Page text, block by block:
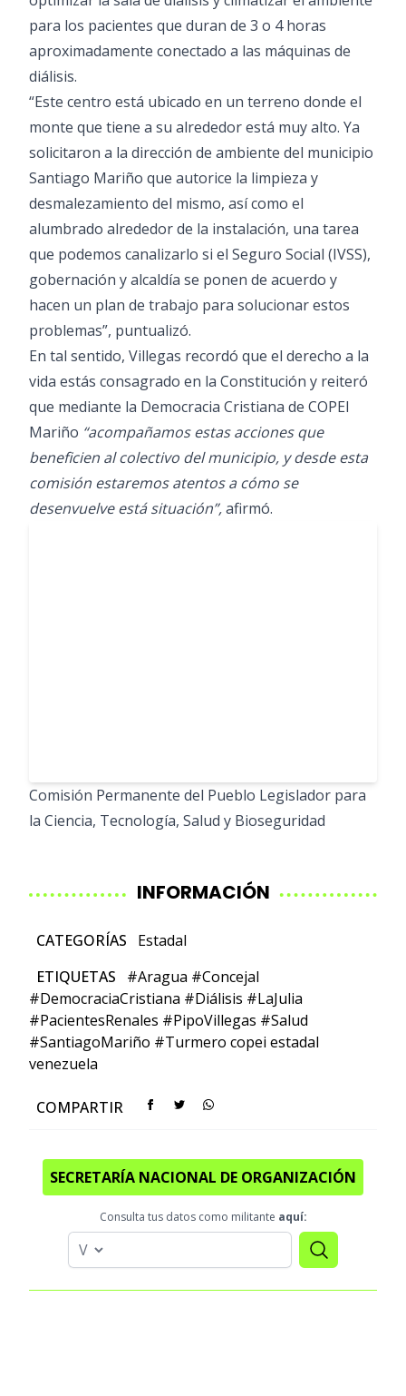
para los pacientes que duran de 3 o 4 horas
aproximadamente conectado a las máquinas de
diálisis.
“Este centro está ubicado en un terreno donde el
monte que tiene a su alrededor está muy alto. Ya
solicitaron a la dirección de ambiente del municipio
Santiago Mariño que autorice la limpieza y
desmalezamiento del mismo, así como el
alumbrado alrededor de la instalación, una tarea
que podemos canalizarlo si el Seguro Social (IVSS),
gobernación y alcaldía se ponen de acuerdo y
hacen un plan de trabajo para solucionar estos
problemas”, puntualizó.
En tal sentido, Villegas recordó que el derecho a la
vida estás consagrado en la Constitución y reiteró
que mediante la Democracia Cristiana de COPEI
Mariño “acompañamos estas acciones que
beneficien al colectivo del municipio, y desde esta
comisión estaremos atentos a cómo se
desenvuelve está situación”,afirmó.
Comisión Permanente del Pueblo Legislador para
la Ciencia, Tecnología, Salud y Bioseguridad
INFORMACIÓN
CATEGORÍAS
Estadal
ETIQUETAS
#Aragua #Concejal
#DemocraciaCristiana #Diálisis #LaJulia
#PacientesRenales #PipoVillegas #Salud
#SantiagoMariño #Turmero copei estadal
venezuela
COMPARTIR
SECRETARÍA NACIONAL DE ORGANIZACIÓN
Consulta tus datos como militante aquí: